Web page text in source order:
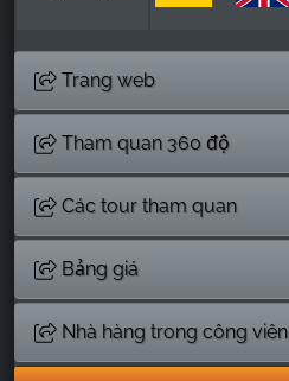
Trang web
Tham quan 360 độ
Các tour tham quan
Bảng giá
Nhà hàng trong công viên